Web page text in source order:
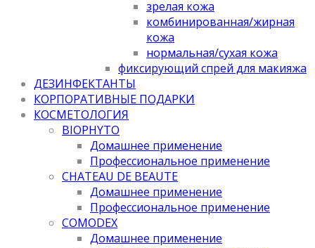
зрелая кожа
комбинированная/жирная
кожа
нормальная/cухая кожа
фиксирующий спрей для макияжа
ДЕЗИНФЕКТАНТЫ
КОРПОРАТИВНЫЕ ПОДАРКИ
КОСМЕТОЛОГИЯ
BIOPHYTO
Домашнее применение
Профессиональное применение
CHATEAU DE BEAUTE
Домашнее применение
Профессиональное применение
COMODEX
Домашнее применение